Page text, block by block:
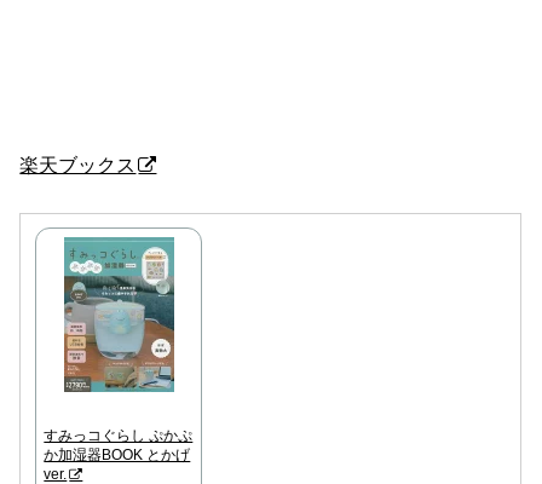
楽天ブックス
すみっコぐらし ぷかぷ
か加湿器BOOK とかげ
ver.